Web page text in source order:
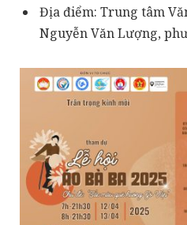
Địa điểm: Trung tâm
Nguyễn Văn Lượng,